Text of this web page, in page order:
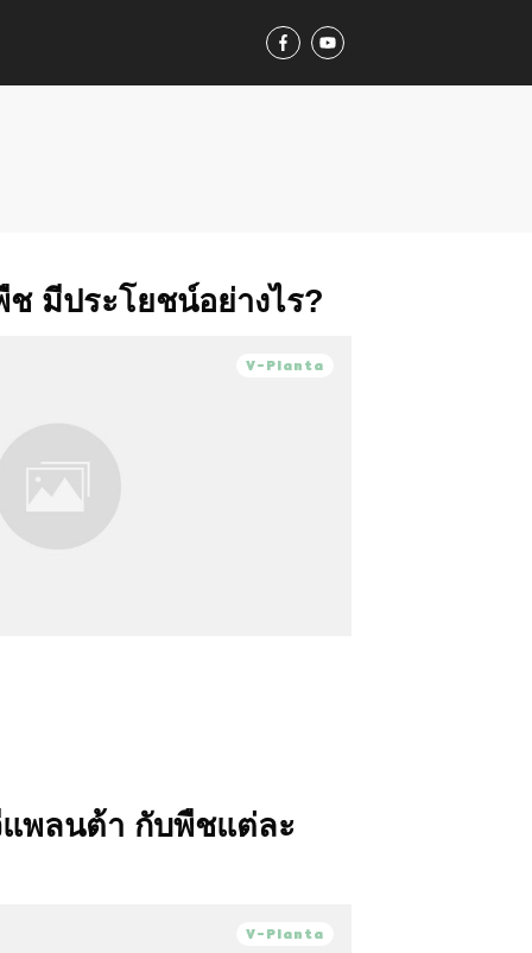
มีประโยชน์อย่างไร?
V-Planta
แพลนต้า กับพืชแต่ละ
V-Planta